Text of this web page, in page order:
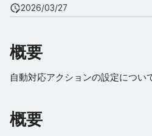
前提条件
Kubernetes
Docker
2026/03/27
概要
自動対応アクションの設定につい
概要